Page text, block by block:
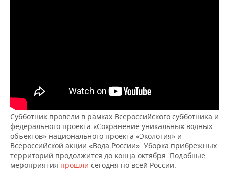
Субботник провели в рамках Всероссийского субботника и
федерального проекта «Сохранение уникальных водных
объектов» национального проекта «Экология» и
Всероссийской акции «Вода России». Уборка прибрежных
территорий продолжится до конца октября. Подобные
мероприятия прошли сегодня по всей России.